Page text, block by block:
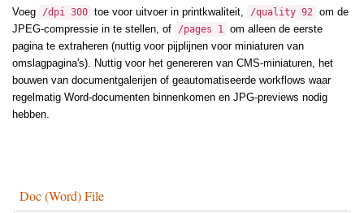
Voeg /dpi 300 toe voor uitvoer in printkwaliteit, /quality 92 om de
JPEG-compressie in te stellen, of
/pages 1 om alleen de eerste
pagina te extraheren (nuttig voor pijplijnen voor miniaturen van
omslagpagina's). Nuttig voor het genereren van CMS-miniaturen, het
bouwen van documentgalerijen of geautomatiseerde workflows waar
regelmatig Word-documenten binnenkomen en JPG-previews nodig
hebben.
Doc (Word) File